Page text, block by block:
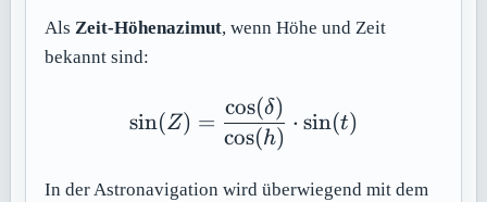
AlsZeit-Höhenazimut, wenn Höhe und Zeit
bekannt sind:
\sin(Z) =
sin(Z) =
cos(h)
cos(δ)
⋅ sin(t)
In der Astronavigation wird überwiegend mit dem